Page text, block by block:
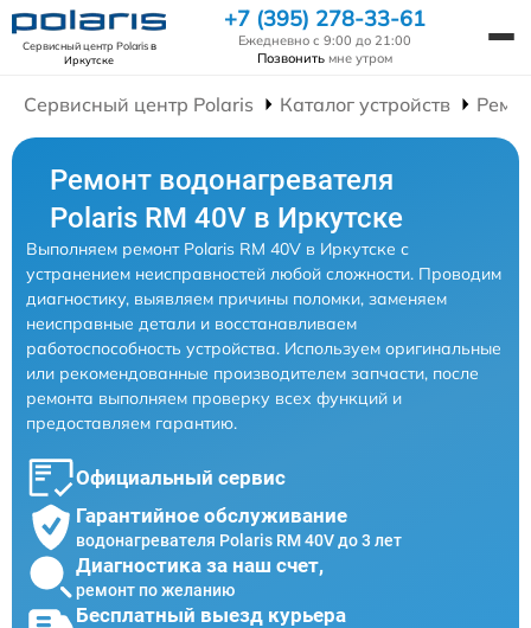
Сервисный центр Polarisв
Иркутске
+7 (395) 278-33-61
Ежедневно с 9:00 до 21:00
Позвонить мне утром
Сервисный центр Polaris Каталог устройств
Ремонт водонагревателя
Polaris RM 40V в Иркутске
Выполняем ремонт Polaris RM 40V в Иркутске с
устранением неисправностей любой сложности. Проводим
диагностику, выявляем причины поломки, заменяем
неисправные детали и восстанавливаем
работоспособность устройства. Используем оригинальные
или рекомендованные производителем запчасти, после
ремонта выполняем проверку всех функций и
предоставляем гарантию.
Официальный сервис
Гарантийное обслуживание
водонагревателя Polaris RM 40V до 3 лет
Диагностика за наш счет,
ремонт по желанию
Бесплатный выезд курьера